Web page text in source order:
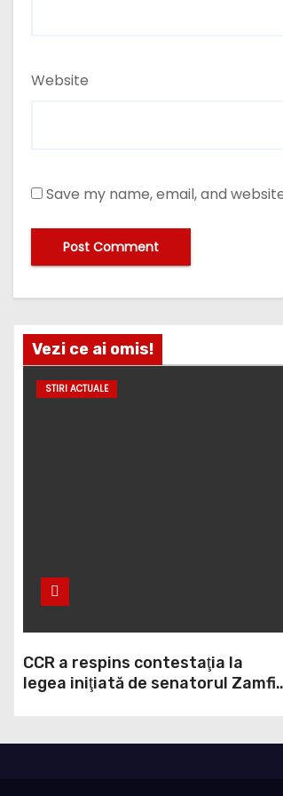
Website
Save my name, email, and
Vezi ce ai omis!
STIRI ACTUALE
CCR a respins contestaţia la
legea iniţiată de senatorul Zamfir
zonele protejate